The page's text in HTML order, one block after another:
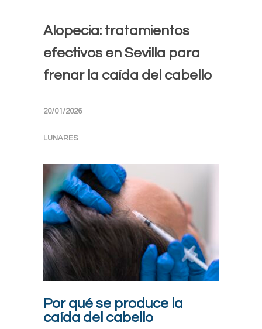
Alopecia: tratamientos
efectivos en Sevilla para
frenar la caída del cabello
20/01/2026
LUNARES
Por qué se produce la
caída del cabello